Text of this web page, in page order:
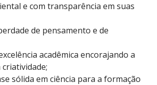
e com transparência em suas
de pensamento e de
acadêmica encorajando a
sólida em ciência para a formação